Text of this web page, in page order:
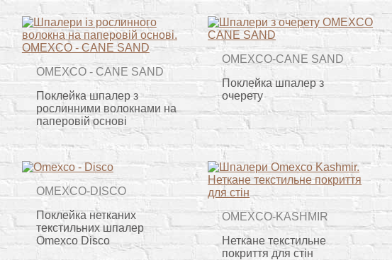
OMEXCO - CANE SAND
Поклейка шпалер з
рослинними волокнами на
паперовій основі
OMEXCO-CANE SAND
Поклейка шпалер з
очерету
OMEXCO-DISCO
Поклейка нетканих
текстильних шпалер
Omexco Disco
OMEXCO-KASHMIR
Неткане текстильне
покриття для стін